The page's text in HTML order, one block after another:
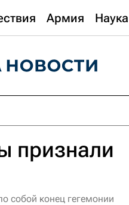
Армия Наука
признали
собой конец гегемонии